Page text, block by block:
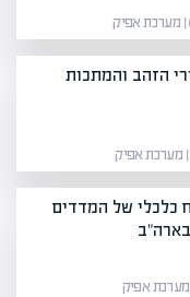
הזהב והמתכות
כלכלי של המדדים